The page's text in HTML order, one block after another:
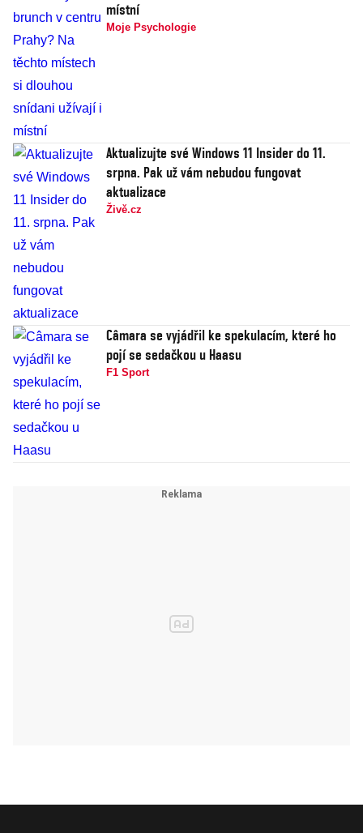
místní
Moje Psychologie
Aktualizujte své Windows 11 Insider do 11.
srpna. Pak už vám nebudou fungovat
aktualizace
Živě.cz
Câmara se vyjádřil ke spekulacím, které ho
pojí se sedačkou u Haasu
F1 Sport